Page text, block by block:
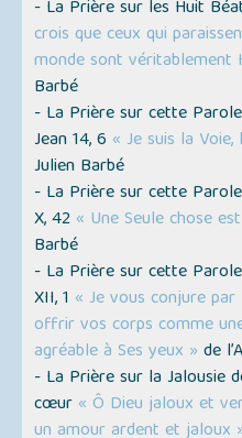
- La Prière sur les Huit
crois que ceux qui
monde sont véritablement
Barbé
- La Prière sur cette
Jean 14, 6 « Je suis la
Julien Barbé
- La Prière sur cette
X, 42 « Une Seule chose
Barbé
- La Prière sur cette
XII, 1 « Je vous conjure
offrir vos corps comme
agréable à Ses yeux »de
- La Prière sur la Jalousie
cœur « Ô Dieu jaloux et
un amour ardent et jaloux